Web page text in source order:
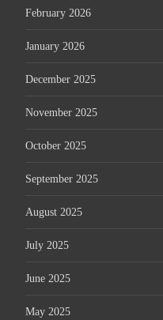
February 2026
January 2026
December 2025
November 2025
October 2025
September 2025
August 2025
July 2025
June 2025
May 2025